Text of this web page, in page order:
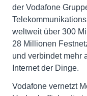
der Vodafone
weltweit über 300
28 Millionen
und verbindet mehr
Internet der Dinge.
Vodafone vernetzt